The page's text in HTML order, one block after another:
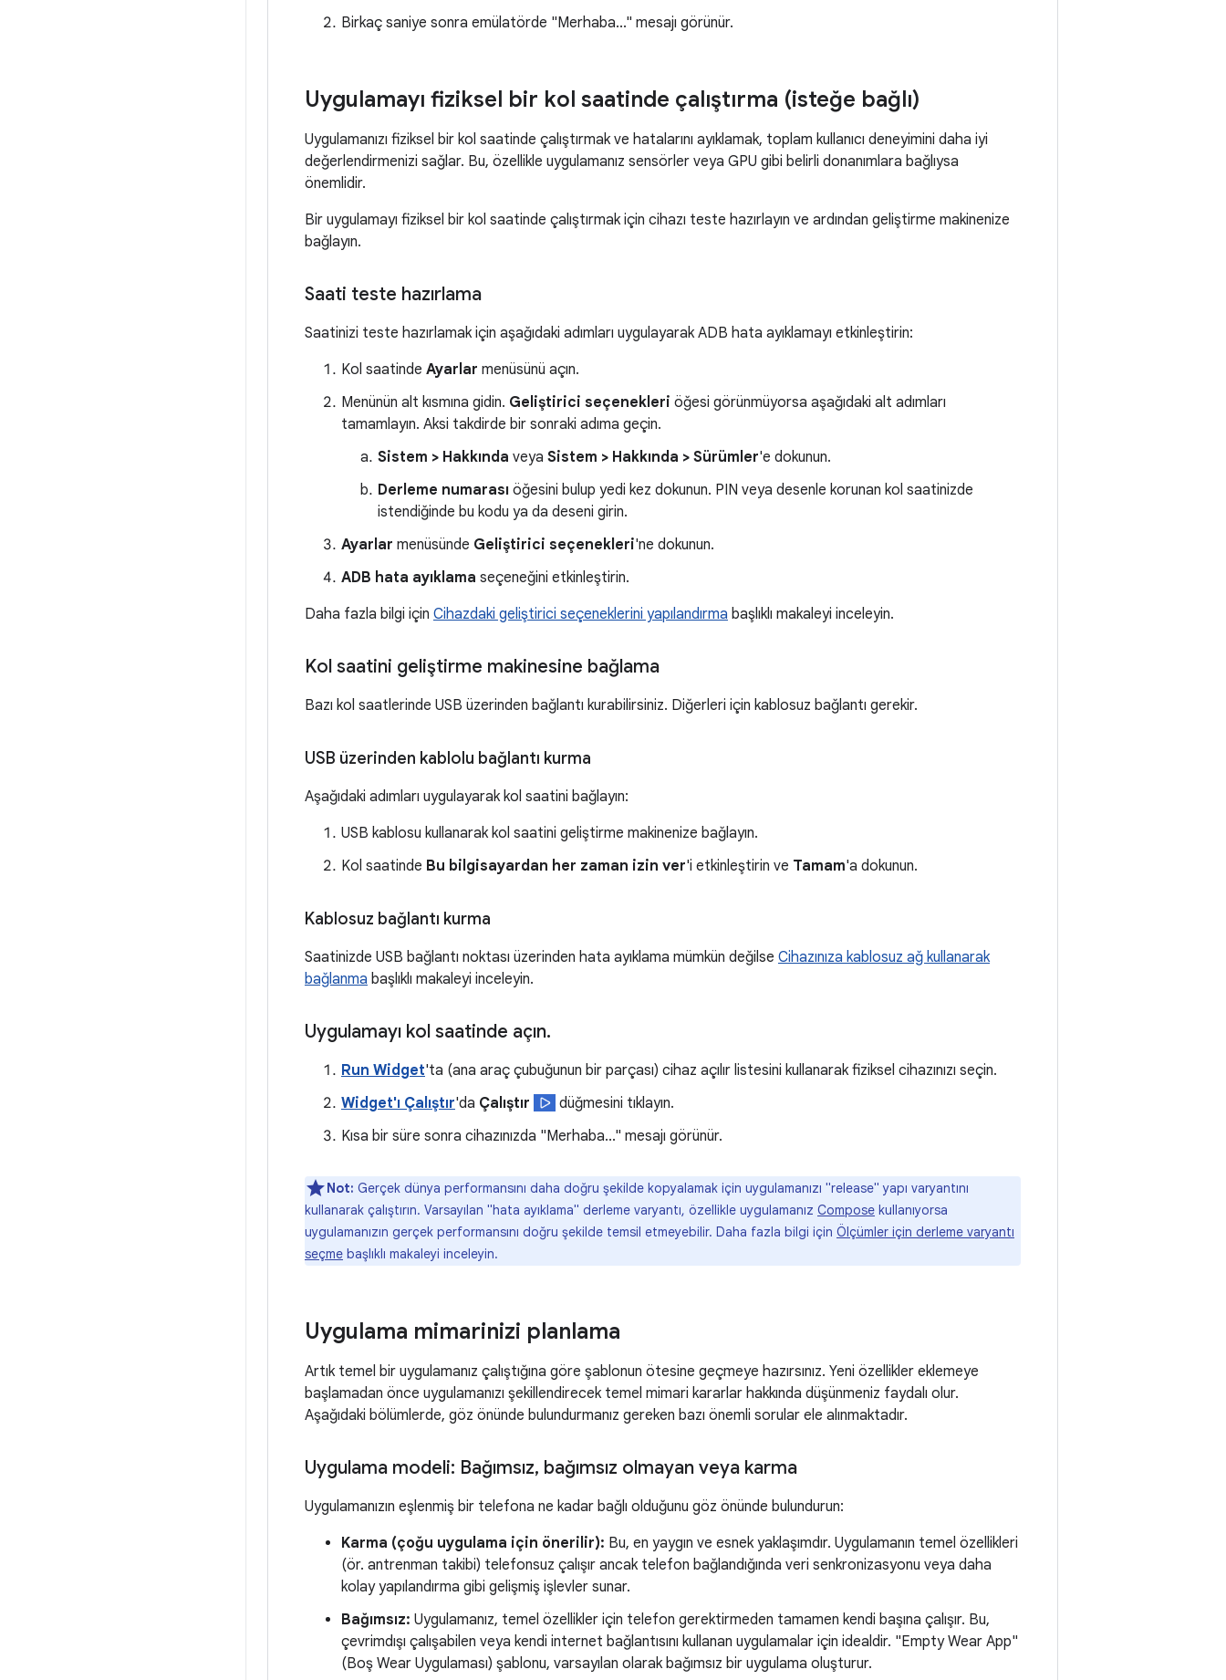
Birkaç saniye sonra emülatörde "Merhaba..." mesajı görünür.
Uygulamayı fiziksel bir kol saatinde çalıştırma (isteğe bağlı)
Uygulamanızı fiziksel bir kol saatinde çalıştırmak ve hatalarını ayıklamak, toplam kullanıcı deneyimini daha iyi
değerlendirmenizi sağlar. Bu, özellikle uygulamanız sensörler veya GPU gibi belirli donanımlara bağlıysa
önemlidir.
Bir uygulamayı fiziksel bir kol saatinde çalıştırmak için cihazı teste hazırlayın ve ardından geliştirme makinenize
bağlayın.
Saati teste hazırlama
Saatinizi teste hazırlamak için aşağıdaki adımları uygulayarak ADB hata ayıklamayı etkinleştirin:
Kol saatinde Ayarlar menüsünü açın.
Menünün alt kısmına gidin. Geliştirici seçenekleri öğesi görünmüyorsa aşağıdaki alt adımları
tamamlayın. Aksi takdirde bir sonraki adıma geçin.
Sistem > Hakkında veya Sistem > Hakkında > Sürümler'e dokunun.
Derleme numarası öğesini bulup yedi kez dokunun. PIN veya desenle korunan kol saatinizde
istendiğinde bu kodu ya da deseni girin.
Ayarlar menüsünde Geliştirici seçenekleri'ne dokunun.
ADB hata ayıklama seçeneğini etkinleştirin.
Daha fazla bilgi için Cihazdaki geliştirici seçeneklerini yapılandırma başlıklı makaleyi inceleyin.
Kol saatini geliştirme makinesine bağlama
Bazı kol saatlerinde USB üzerinden bağlantı kurabilirsiniz. Diğerleri için kablosuz bağlantı gerekir.
USB üzerinden kablolu bağlantı kurma
Aşağıdaki adımları uygulayarak kol saatini bağlayın:
USB kablosu kullanarak kol saatini geliştirme makinenize bağlayın.
Kol saatinde Bu bilgisayardan her zaman izin ver'i etkinleştirin ve Tamam'a dokunun.
Kablosuz bağlantı kurma
Saatinizde USB bağlantı noktası üzerinden hata ayıklama mümkün değilse Cihazınıza kablosuz ağ kullanarak
bağlanma başlıklı makaleyi inceleyin.
Uygulamayı kol saatinde açın.
Run Widget'ta (ana araç çubuğunun bir parçası) cihaz açılır listesini kullanarak fiziksel cihazınızı seçin.
Widget'ı Çalıştır'da Çalıştır
düğmesini tıklayın.
Kısa bir süre sonra cihazınızda "Merhaba..." mesajı görünür.
Not: Gerçek dünya performansını daha doğru şekilde kopyalamak için uygulamanızı "release" yapı varyantını
kullanarak çalıştırın. Varsayılan "hata ayıklama" derleme varyantı, özellikle uygulamanız Compose kullanıyorsa
uygulamanızın gerçek performansını doğru şekilde temsil etmeyebilir. Daha fazla bilgi için Ölçümler için derleme varyantı
seçme başlıklı makaleyi inceleyin.
Uygulama mimarinizi planlama
Artık temel bir uygulamanız çalıştığına göre şablonun ötesine geçmeye hazırsınız. Yeni özellikler eklemeye
başlamadan önce uygulamanızı şekillendirecek temel mimari kararlar hakkında düşünmeniz faydalı olur.
Aşağıdaki bölümlerde, göz önünde bulundurmanız gereken bazı önemli sorular ele alınmaktadır.
Uygulama modeli: Bağımsız, bağımsız olmayan veya karma
Uygulamanızın eşlenmiş bir telefona ne kadar bağlı olduğunu göz önünde bulundurun:
Karma (çoğu uygulama için önerilir): Bu, en yaygın ve esnek yaklaşımdır. Uygulamanın temel özellikleri
(ör. antrenman takibi) telefonsuz çalışır ancak telefon bağlandığında veri senkronizasyonu veya daha
kolay yapılandırma gibi gelişmiş işlevler sunar.
Bağımsız: Uygulamanız, temel özellikler için telefon gerektirmeden tamamen kendi başına çalışır. Bu,
çevrimdışı çalışabilen veya kendi internet bağlantısını kullanan uygulamalar için idealdir. "Empty Wear App"
(Boş Wear Uygulaması) şablonu, varsayılan olarak bağımsız bir uygulama oluşturur.